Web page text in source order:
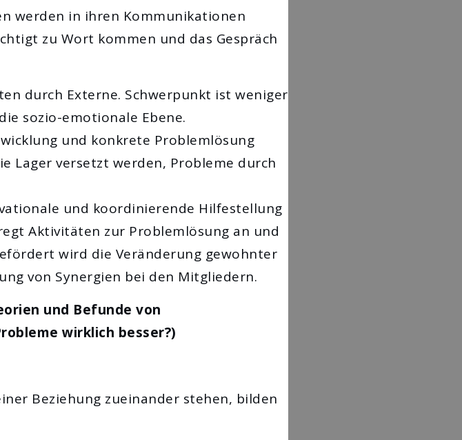
werden in ihren Kommunikationen
zu Wort kommen und das Gespräch
durch Externe. Schwerpunkt ist weniger
sozio-emotionale Ebene.
und konkrete Problemlösung
Lager versetzt werden, Probleme durch
und koordinierende Hilfestellung
Aktivitäten zur Problemlösung an und
wird die Veränderung gewohnter
von Synergien bei den Mitgliedern.
und Befunde von
wirklich besser?)
Beziehung zueinander stehen, bilden